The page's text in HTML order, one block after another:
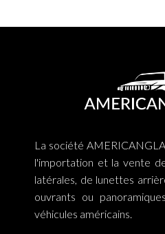
La société
l'importation et la vente
latérales, de lunettes
ouvrants ou
véhicules américains.